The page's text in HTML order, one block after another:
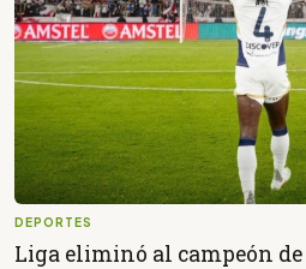
DEPORTES
Liga eliminó al campeón